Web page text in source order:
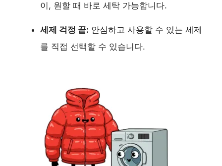
이, 원할 때 바로 세탁 가능합니다.
세제 걱정 끝: 안심하고 사용할 수 있는 세제
를 직접 선택할 수 있습니다.